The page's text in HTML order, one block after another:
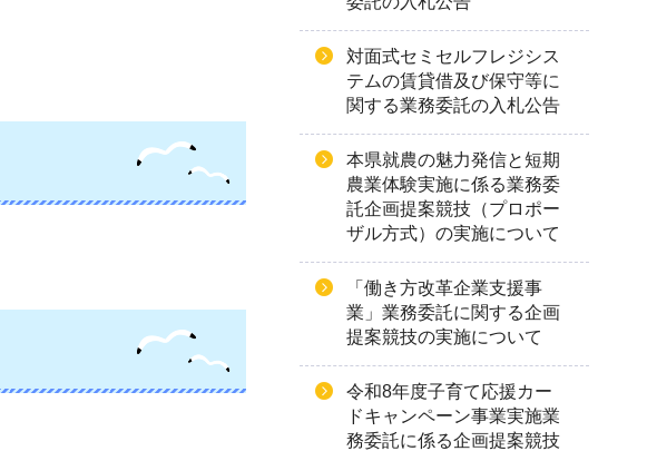
対面式セミセルフレジシス
テムの賃貸借及び保守等に
関する業務委託の入札公告
本県就農の魅力発信と短期
農業体験実施に係る業務委
託企画提案競技（プロポー
ザル方式）の実施について
「働き方改革企業支援事
業」業務委託に関する企画
提案競技の実施について
令和8年度子育て応援カー
ドキャンペーン事業実施業
務委託に係る企画提案競技